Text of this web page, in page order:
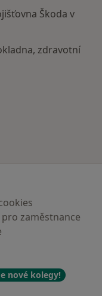
Škoda v
zdravotní
zaměstnance
nové kolegy!